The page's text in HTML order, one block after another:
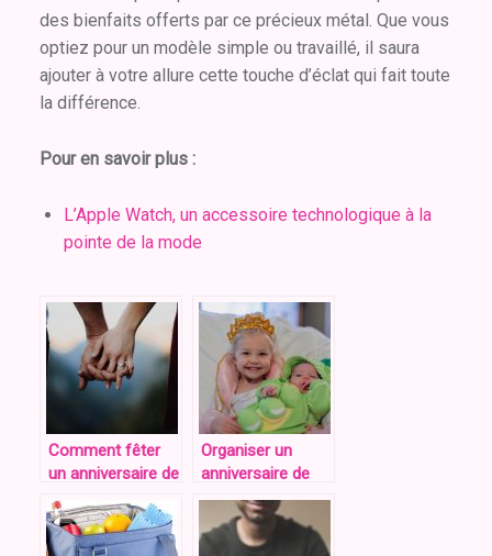
des bienfaits offerts par ce précieux métal. Que vous
optiez pour un modèle simple ou travaillé, il saura
ajouter à votre allure cette touche d’éclat qui fait toute
la différence.
Pour en savoir plus :
L’Apple Watch, un accessoire technologique à la
pointe de la mode
Comment fêter
un anniversaire de
rencontre ?
Organiser un
anniversaire de
petite fille,
comment s’y
prendre ?